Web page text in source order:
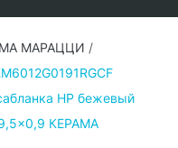
МАРАЦЦИ /
HP бежевый
КЕРАМА